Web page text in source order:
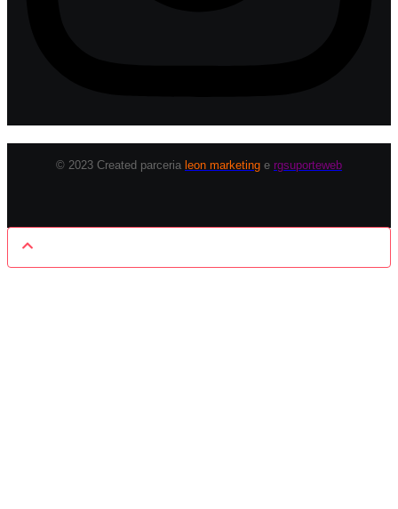
© 2023 Created parceria leon marketing e rgsuporteweb